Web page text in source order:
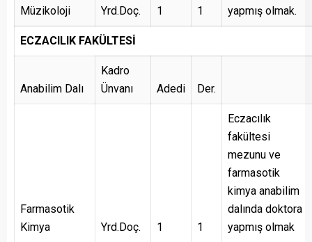
Müzikoloji Yrd.Doç. 1 1
yapmış olmak.
ECZACILIK FAKÜLTESİ
Anabilim Dalı
Kadro
Ünvanı
Adedi Der.
Farmasotik
Kimya
Yrd.Doç. 1 1
Eczacılık
fakültesi
mezunu ve
farmasotik
kimya anabilim
dalında doktora
yapmış olmak